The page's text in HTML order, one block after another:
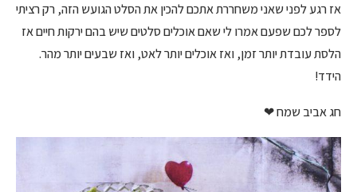
אז רגע לפני שאני משחררת אתכם להכין את הסלט הגועש הזה, רק רציתי
לספר לכם שפעם אמרו לי שאם אוכלים סלטים שיש בהם ירקות חיים אז
הלסת עובדת יותר זמן, ואז אוכלים יותר לאט, ואז שבעים יותר מהר.
הידד!
חג אביב שמח ❤